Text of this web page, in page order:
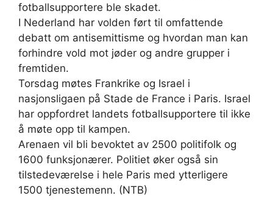
fotballsupportere ble skadet.
I Nederland har volden ført til omfattende
debatt om antisemittisme og hvordan man kan
forhindre vold mot jøder og andre grupper i
fremtiden.
Torsdag møtes Frankrike og Israel i
nasjonsligaen på Stade de France i Paris. Israel
har oppfordret landets fotballsupportere til ikke
å møte opp til kampen.
Arenaen vil bli bevoktet av 2500 politifolk og
1600 funksjonærer. Politiet øker også sin
tilstedeværelse i hele Paris med ytterligere
1500 tjenestemenn. (NTB)